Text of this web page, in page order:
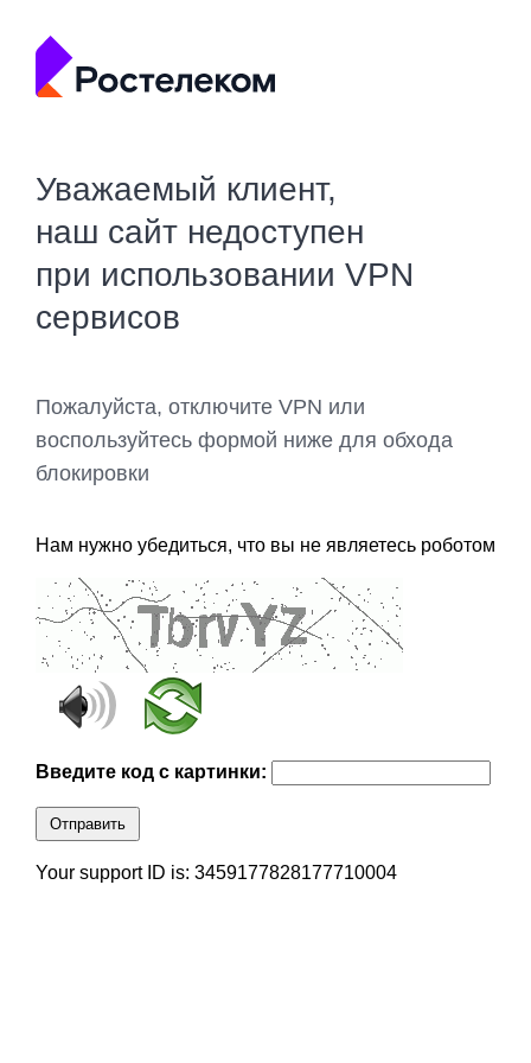
Уважаемый клиент,
наш сайт недоступен
при использовании VPN
сервисов
Пожалуйста, отключите VPN или
воспользуйтесь формой ниже для обхода
блокировки
Нам нужно убедиться, что вы не являетесь роботом
Введите код с картинки:
Отправить
Your support ID is: 3459177828177710004